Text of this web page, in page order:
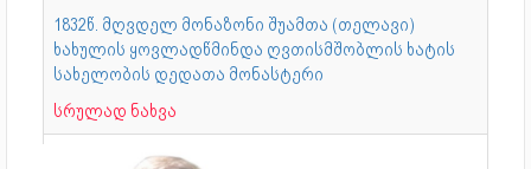
1832წ. მღვდელ მონაზონი შუამთა (თელავი)
ხახულის ყოვლადწმინდა ღვთისმშობლის ხატის
სახელობის დედათა მონასტერი
სრულად ნახვა